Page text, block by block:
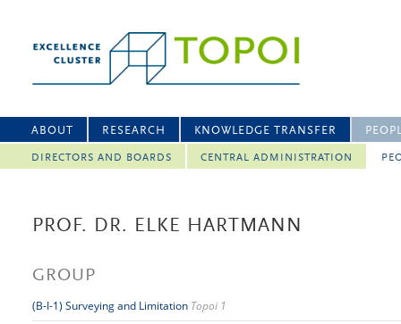
ABOUT RESEARCH KNOWLEDGE TRANSFER
DIRECTORS AND BOARDS CENTRAL ADMINISTRATION
PROF. DR. ELKE HARTMANN
GROUP
(B-I-1) Surveying and Limitation Topoi 1